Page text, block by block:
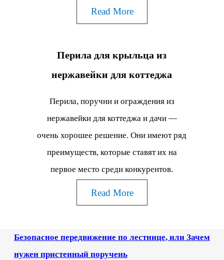
Read More
Перила для крыльца из
нержавейки для коттеджа
Перила, поручни и ограждения из
нержавейки для коттеджа и дачи —
очень хорошее решение. Они имеют ряд
преимуществ, которые ставят их на
первое место среди конкурентов.
Read More
Безопасное передвижение по лестнице, или Зачем
нужен пристенный поручень